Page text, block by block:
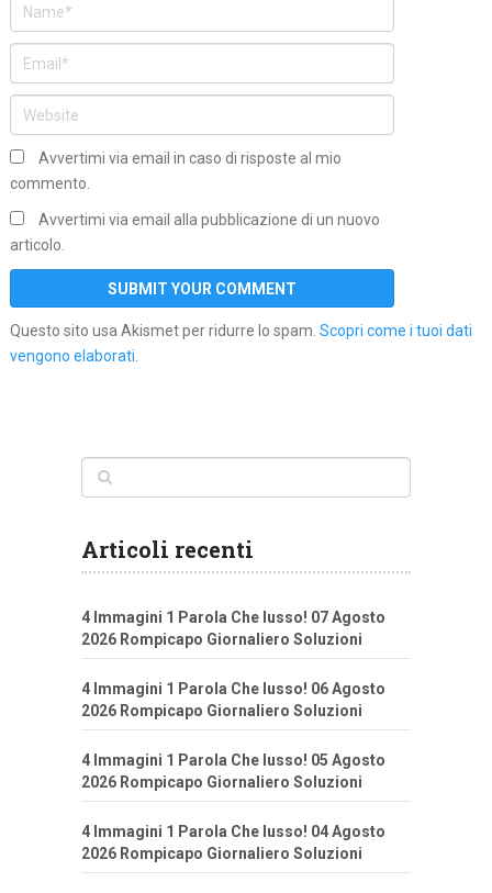
Avvertimi via email in caso di risposte al mio
commento.
Avvertimi via email alla pubblicazione di un nuovo
articolo.
Questo sito usa Akismet per ridurre lo spam. Scopri come i tuoi dati
vengono elaborati.
Articoli recenti
4 Immagini 1 Parola Che lusso! 07 Agosto
2026 Rompicapo Giornaliero Soluzioni
4 Immagini 1 Parola Che lusso! 06 Agosto
2026 Rompicapo Giornaliero Soluzioni
4 Immagini 1 Parola Che lusso! 05 Agosto
2026 Rompicapo Giornaliero Soluzioni
4 Immagini 1 Parola Che lusso! 04 Agosto
2026 Rompicapo Giornaliero Soluzioni